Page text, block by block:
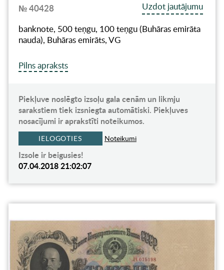
№ 40428
Uzdot jautājumu
banknote, 500 teņgu, 100 teņgu (Buhāras emirāta
nauda), Buhāras emirāts, VG
Pilns apraksts
Piekļuve noslēgto izsoļu gala cenām un likmju
sarakstiem tiek izsniegta automātiski. Piekļuves
nosacījumi ir aprakstīti noteikumos.
IELOGOTIES Noteikumi
Izsole ir beigusies!
07.04.2018 21:02:07